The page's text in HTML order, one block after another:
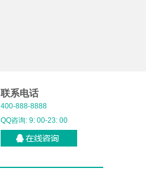
联系电话
400-888-8888
QQ咨询: 9: 00-23: 00